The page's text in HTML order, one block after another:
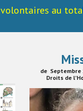
volontaires au
de Septembre
Droits de